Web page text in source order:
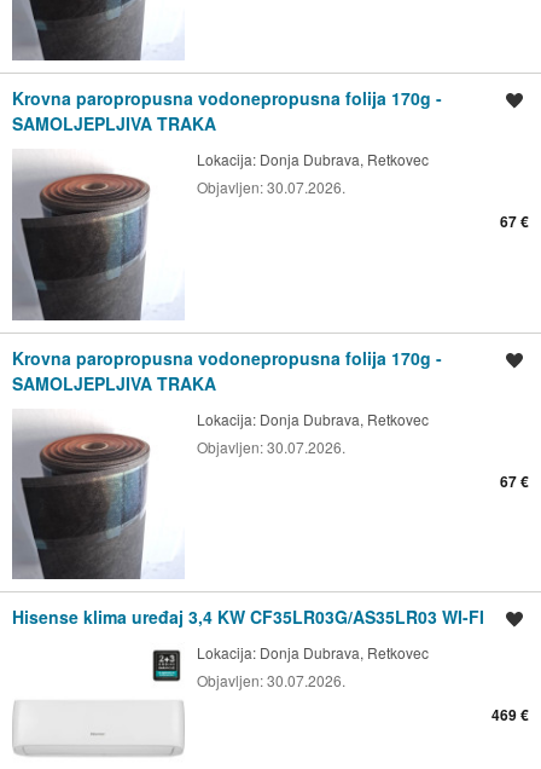
Krovna paropropusna vodonepropusna folija 170g -
SAMOLJEPLJIVA TRAKA
Lokacija: Donja Dubrava, Retkovec
Objavljen:30.07.2026.
67 €
Krovna paropropusna vodonepropusna folija 170g -
SAMOLJEPLJIVA TRAKA
Lokacija: Donja Dubrava, Retkovec
Objavljen:30.07.2026.
67 €
Hisense klima uređaj 3,4 KW CF35LR03G/AS35LR03 WI-FI
Lokacija: Donja Dubrava, Retkovec
Objavljen:30.07.2026.
469 €